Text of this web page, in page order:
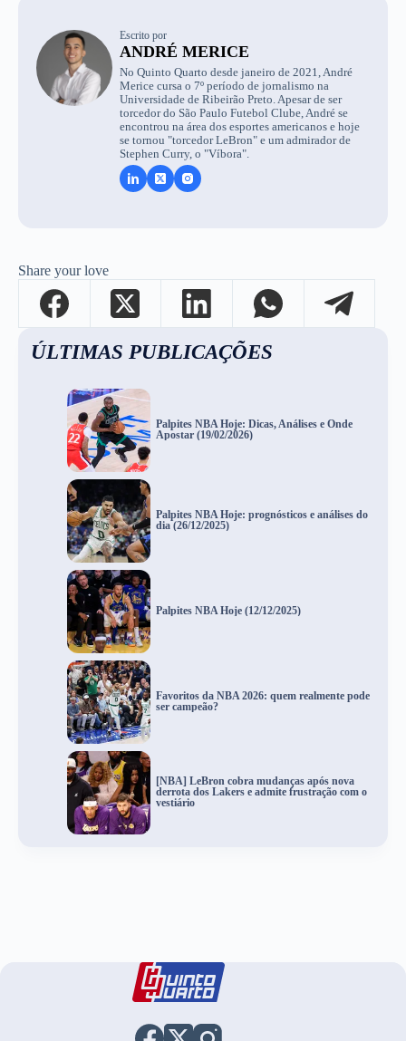
Escrito por
ANDRÉ MERICE
No Quinto Quarto desde janeiro de 2021, André
Merice cursa o 7º período de jornalismo na
Universidade de Ribeirão Preto. Apesar de ser
torcedor do São Paulo Futebol Clube, André se
encontrou na área dos esportes americanos e hoje
se tornou "torcedor LeBron" e um admirador de
Stephen Curry, o "Víbora".
Share your love
ÚLTIMAS PUBLICAÇÕES
Palpites NBA Hoje: Dicas, Análises e Onde
Apostar (19/02/2026)
Palpites NBA Hoje: prognósticos e análises do
dia (26/12/2025)
Palpites NBA Hoje (12/12/2025)
Favoritos da NBA 2026: quem realmente pode
ser campeão?
[NBA] LeBron cobra mudanças após nova
derrota dos Lakers e admite frustração com o
vestiário